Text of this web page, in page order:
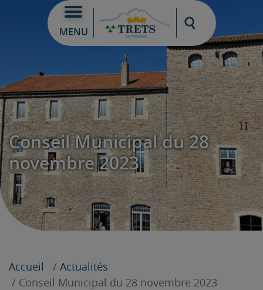
MENU
Moteur de
Conseil Municipal du 28
novembre 2023
Accueil
Actualités
Conseil Municipal du 28 novembre 2023